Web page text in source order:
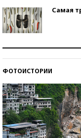
Самая
ФОТОИСТОРИИ